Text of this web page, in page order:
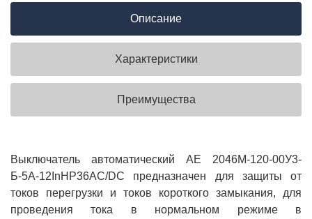
Описание
Характеристики
Преимущества
Выключатель автоматический АЕ 2046М-120-00У3-
Б-5А-12InНР36AC/DC предназначен для защиты от
токов перегрузки и токов короткого замыкания, для
проведения тока в нормальном режиме в